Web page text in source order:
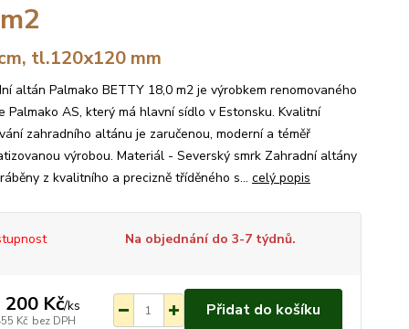
tl.120x120 mm
altán Palmako BETTY 18,0 m2 je výrobkem renomovaného
Palmako AS, který má hlavní sídlo v Estonsku. Kvalitní
zahradního altánu je zaručenou, moderní a téměř
výrobou. Materiál - Severský smrk Zahradní altány
z kvalitního a precizně tříděného s... celý popis
Na objednání do 3-7 týdnů.
200 Kč/ks
Kč bez DPH
Přidat do košíku